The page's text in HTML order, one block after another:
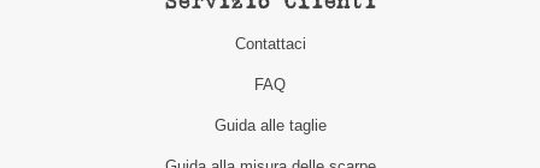
Contattaci
FAQ
Guida alle taglie